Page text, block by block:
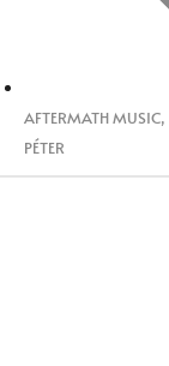
AFTERMATH MUSIC,
PÉTER